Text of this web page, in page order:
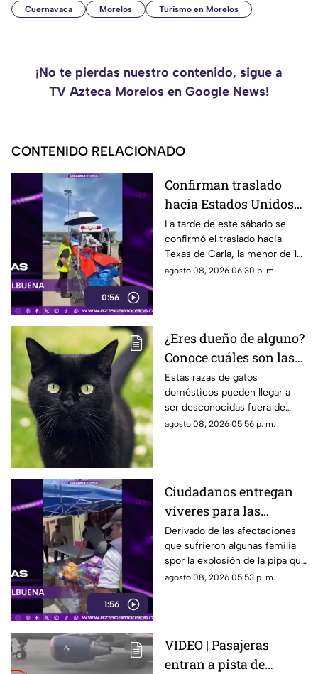
Cuernavaca Morelos Turismo en Morelos
¡No te pierdas nuestro contenido, sigue a
TV Azteca Morelos en Google News!
CONTENIDO RELACIONADO
0:56
Confirman traslado
hacia Estados Unidos
de menor que sufrió
quemadura en la
explosión de gas LP en
Cuernavaca
La tarde de este sábado se
confirmó el traslado hacia
Texas de Carla, la menor de 15
años que resultó gravemente
agosto 08, 2026 06:30 p. m.
¿Eres dueño de alguno?
Conoce cuáles son las
cinco razas más raras
de gatos domésticos en
todo el mundo
Estas razas de gatos
domésticos pueden llegar a
ser desconocidas fuera de
círculos especializados, y
agosto 08, 2026 05:56 p. m.
1:56
Ciudadanos entregan
víveres para las
familias afectadas por
la explosión de pipa en
Cuernavaca
Derivado de las afectaciones
que sufrieron algunas familia
spor la explosión de la pipa que
transportaba gas LP,
agosto 08, 2026 05:53 p. m.
VIDEO | Pasajeras
entran a pista de